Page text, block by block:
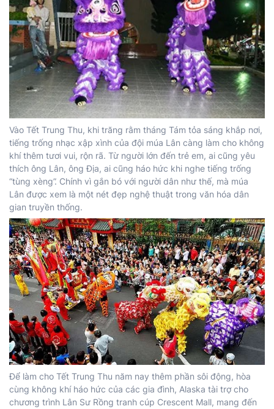
Vào Tết Trung Thu, khi trăng rằm tháng Tám tỏa sáng khắp nơi,
tiếng trống nhạc xập xình của đội múa Lân càng làm cho không
khí thêm tươi vui, rộn rã. Từ người lớn đến trẻ em, ai cũng yêu
thích ông Lân, ông Địa, ai cũng háo hức khi nghe tiếng trống
“tùng xèng”. Chính vì gắn bó với người dân như thế, mà múa
Lân được xem là một nét đẹp nghệ thuật trong văn hóa dân
gian truyền thống.
Để làm cho Tết Trung Thu năm nay thêm phần sôi động, hòa
cùng không khí háo hức của các gia đình, Alaska tài trợ cho
chương trình Lân Sư Rồng tranh cúp Crescent Mall, mang đến